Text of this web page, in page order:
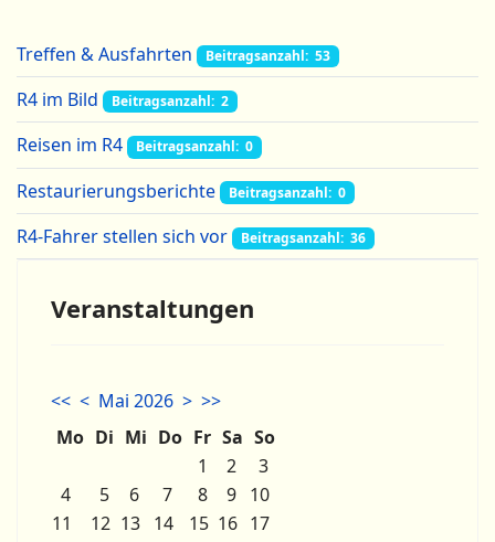
Treffen & Ausfahrten Beitragsanzahl: 53
R4 im Bild Beitragsanzahl: 2
Reisen im R4 Beitragsanzahl: 0
Restaurierungsberichte Beitragsanzahl: 0
R4-Fahrer stellen sich vor Beitragsanzahl: 36
Veranstaltungen
<< < Mai 2026 > >>
Mo Di Mi Do Fr Sa So
1
2
3
4
5 6 7 8 9 10
11
12 13 14 15 16 17